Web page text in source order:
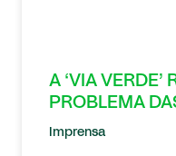
A ‘VIA VERDE’
PROBLEMA
Imprensa